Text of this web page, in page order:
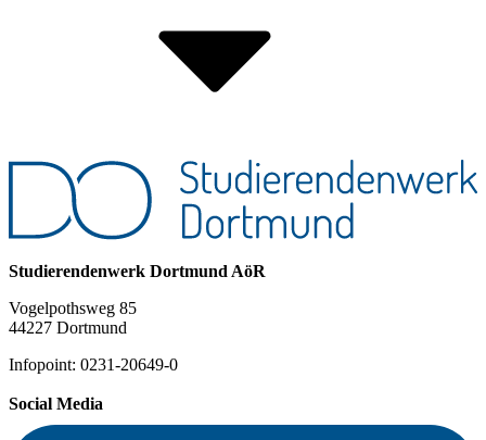
Studierendenwerk Dortmund AöR
Vogelpothsweg 85
44227 Dortmund
Infopoint: 0231-20649-0
Social Media